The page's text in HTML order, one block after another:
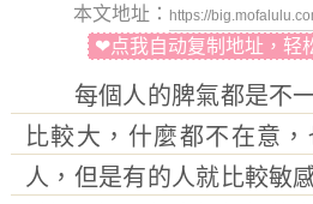
本文地址：
❤点我自动复制地址，轻
每個人的脾氣都是不一
比較大，什麼都不在意
人，但是有的人就比較敏